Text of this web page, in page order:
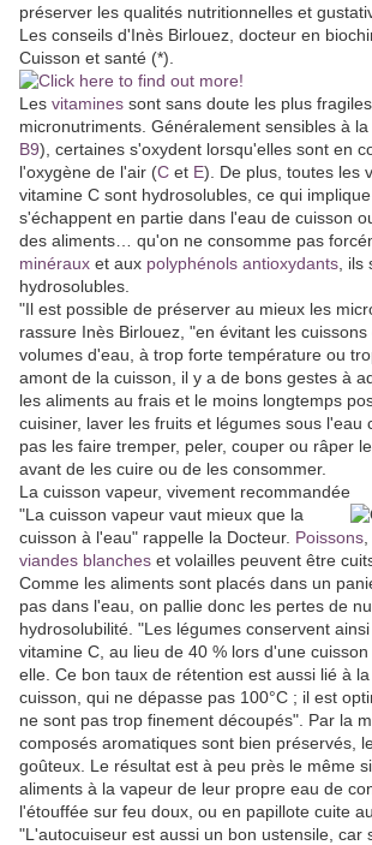
préserver les qualités nutritionnelles et
Les conseils d'Inès Birlouez, docteur en
Cuisson et santé (*).
Les vitamines sont sans doute les plus
micronutriments. Généralement sensibles à
B9), certaines s'oxydent lorsqu'elles sont en
l'oxygène de l'air (C et E). De plus, toutes les
vitamine C sont hydrosolubles, ce qui
s'échappent en partie dans l'eau de cuisson
des aliments… qu'on ne consomme pas
minéraux et aux polyphénols antioxydants ,
hydrosolubles.
"Il est possible de préserver au mieux les
rassure Inès Birlouez, "en évitant les
volumes d'eau, à trop forte température ou
amont de la cuisson, il y a de bons gestes à
les aliments au frais et le moins longtemps
cuisiner, laver les fruits et légumes sous l'eau
pas les faire tremper, peler, couper ou râper
avant de les cuire ou de les consommer.
La cuisson vapeur, vivement recommandée
"La cuisson vapeur vaut mieux que la
cuisson à l'eau" rappelle la Docteur. Poissons
viandes blanches et volailles peuvent être
Comme les aliments sont placés dans un
pas dans l'eau, on pallie donc les pertes de
hydrosolubilité. "Les légumes conservent
vitamine C, au lieu de 40 % lors d'une
elle. Ce bon taux de rétention est aussi lié à
cuisson, qui ne dépasse pas 100°C ; il est
ne sont pas trop finement découpés". Par la
composés aromatiques sont bien préservés,
goûteux. Le résultat est à peu près le même
aliments à la vapeur de leur propre eau de
l'étouffée sur feu doux, ou en papillote cuite
"L'autocuiseur est aussi un bon ustensile, car